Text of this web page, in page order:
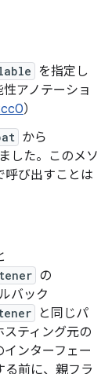
を指定し
アノテーショ
）
から
した。このメソ
呼び出すことは
の
バック
と同じパ
ティング元の
ンターフェー
る前に、親フラ